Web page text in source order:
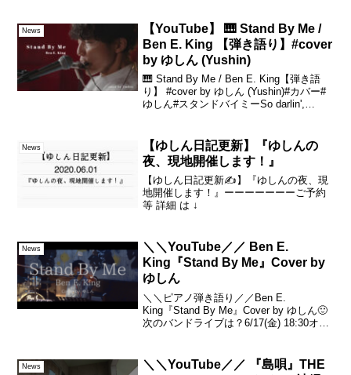
News
【YouTube】 🎹 Stand By Me /
Ben E. King 【弾き語り】#cover
by ゆしん (Yushin)
🎹 Stand By Me / Ben E. King【弾き語
り】 #cover by ゆしん (Yushin)#カバー#
ゆしん#スタンドバイミーSo darlin',
News
‪【ゆしん日記更新】『ゆしんの
夜、現地開催します！』
‪【ゆしん日記更新✍️】『ゆしんの夜、現
地開催します！』‬ーーーーーーーご予約
等 詳細 は ↓
News
＼＼YouTube／／ Ben E.
King『Stand By Me』Cover by
ゆしん
＼＼ピアノ弾き語り／／Ben E.
King『Stand By Me』Cover by ゆしん🙂
次のバンドライブは？6/17(金) 18:30オー
News
＼＼YouTube／／ 『島唄』THE